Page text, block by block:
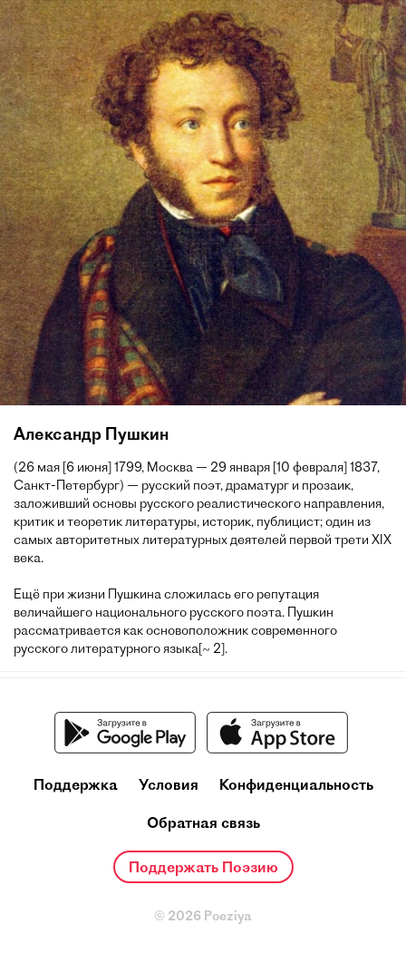
Александр Пушкин
(26 мая [6 июня] 1799, Москва — 29 января [10 февраля] 1837,
Санкт-Петербург) — русский поэт, драматург и прозаик,
заложивший основы русского реалистического направления,
критик и теоретик литературы, историк, публицист; один из
самых авторитетных литературных деятелей первой трети XIX
века.
Ещё при жизни Пушкина сложилась его репутация
величайшего национального русского поэта. Пушкин
рассматривается как основоположник современного
русского литературного языка[~ 2].
Поддержка Условия Конфиденциальность
Обратная связь
Поддержать Поэзию
© 2026 Poeziya